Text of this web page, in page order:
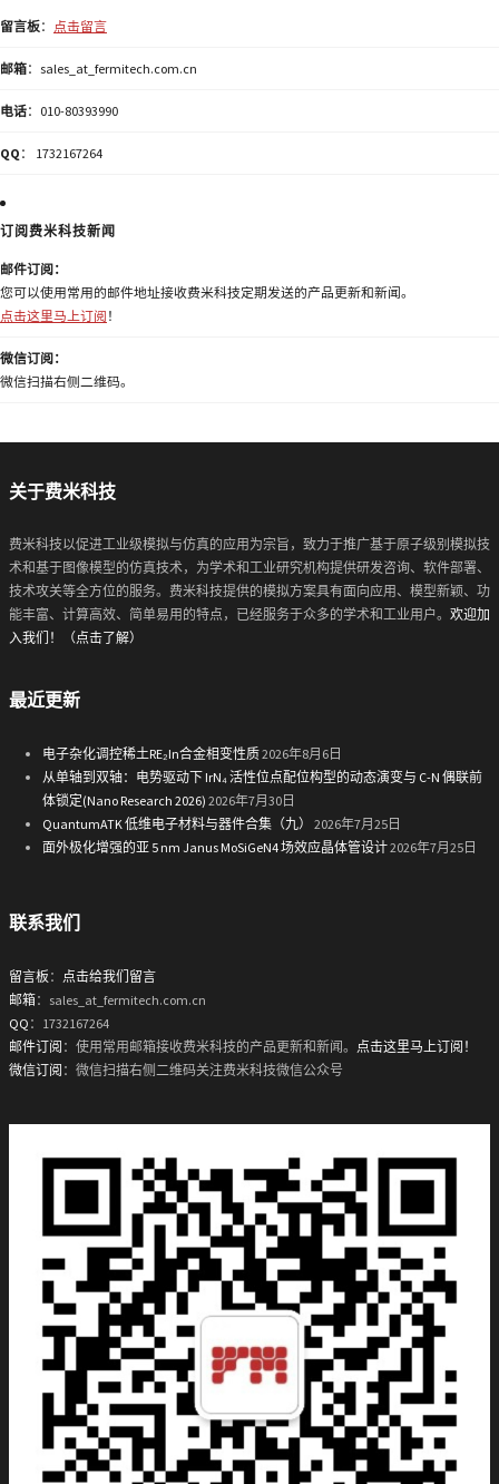
留言板： 点击留言
邮箱：sales_at_fermitech.com.cn
电话：010-80393990
QQ ： 1732167264
订阅费米科技新闻
邮件订阅：
您可以使用常用的邮件地址接收费米科技定期发送的产品更新和新闻。
点击这里马上订阅 ！
微信订阅：
微信扫描右侧二维码。
关于费米科技
费米科技以促进工业级模拟与仿真的应用为宗旨，致力于推广基于原子级别模拟技
术和基于图像模型的仿真技术，为学术和工业研究机构提供研发咨询、软件部署、
技术攻关等全方位的服务。费米科技提供的模拟方案具有面向应用、模型新颖、功
能丰富、计算高效、简单易用的特点，已经服务于众多的学术和工业用户。 欢迎加
入我们！（点击了解）
最近更新
电子杂化调控稀土RE₂In合金相变性质2026年8月6日
从单轴到双轴：电势驱动下 IrN₄ 活性位点配位构型的动态演变与 C-N 偶联前
体锁定(Nano Research 2026) 2026年7月30日
QuantumATK 低维电子材料与器件合集（九）
2026年7月25日
面外极化增强的亚 5 nm Janus MoSiGeN4 场效应晶体管设计2026年7月25日
联系我们
留言板 ： 点击给我们留言
邮箱：sales_at_fermitech.com.cn
QQ ：1732167264
邮件订阅 ：使用常用邮箱接收费米科技的产品更新和新闻。 点击这里马上订阅！
微信订阅 ：微信扫描右侧二维码关注费米科技微信公众号